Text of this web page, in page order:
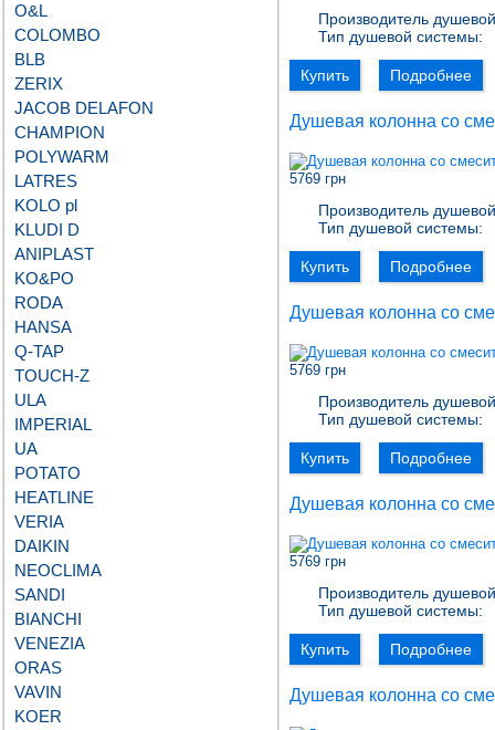
О&L
COLOMBO
BLB
ZERIX
JACOB DELAFON
CHAMPION
POLYWARM
LATRES
KOLO pl
KLUDI D
ANIPLAST
KO&PO
RODA
HANSA
Q-TAP
TOUCH-Z
ULA
IMPERIAL
UA
POTATO
HEATLINE
VERIA
DAIKIN
NEOCLIMA
SANDI
BIANCHI
VENEZIA
ORAS
VAVIN
KOER
Производитель
Тип душевой системы:
Купить Подробнее
Душевая колонна со
5769 грн
Производитель
Тип душевой системы:
Купить Подробнее
Душевая колонна со
5769 грн
Производитель
Тип душевой системы:
Купить Подробнее
Душевая колонна со
5769 грн
Производитель
Тип душевой системы:
Купить Подробнее
Душевая колонна со